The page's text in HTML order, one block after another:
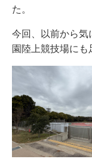
た。
今回、以前から気
園陸上競技場にも